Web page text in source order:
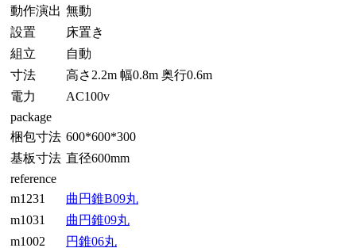
動作演出 無動
設置
床置き
組立
自動
寸法
高さ2.2m 幅0.8m 奥行0.6m
電力
AC100v
package
梱包寸法 600*600*300
基板寸法 直径600mm
reference
m1231
曲円錐B09丸
m1031
曲円錐09丸
m1002
円錐06丸